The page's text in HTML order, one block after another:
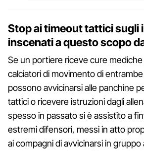
Stop ai timeout tattici sugli
inscenati a questo scopo
Se un portiere riceve cure
calciatori di movimento di
possono avvicinarsi alle panchine
tattici o ricevere istruzioni dagli
spesso in passato si è assistito a
estremi difensori, messi in atto
ai compagni di avvicinarsi in gruppo